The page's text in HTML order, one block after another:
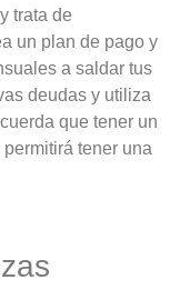
trata de
un plan de pago y
a saldar tus
deudas y utiliza
que tener un
tener una